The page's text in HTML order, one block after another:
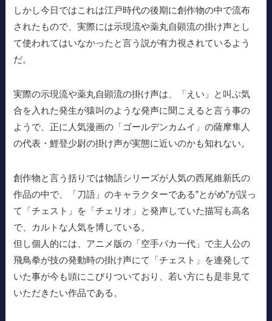
しかし今日ではこれは江戸時代の後期に創作物の中で流布
されたもので、実際には示現流や薬丸自顕流の掛け声とし
て使われてはいなかったと言う説が有力視されているよう
だ。
実際の示現流や薬丸自顕流の掛け声は、「えい」と叫ぶ気
合を入れた発生が猿叫のような発声に聞こえると言う事の
ようで、正に人気漫画の「ゴールデンカムイ」の薩摩隼人
の代表・鯉登少尉の掛け声が実態に近いのかも知れない。
創作物と言う括りでは物語シリーズが人気の西尾維新氏の
作品の中で、「刀語」のキャラクターである”とがめ”が誤っ
て「チェスト」を「チェリオ」と発声していた描写も高名
で、カルトな人気を博している。
但し個人的には、アニメ版の「空手バカ一代」で主人公の
飛鳥拳が技の発動時の掛け声にて「チェスト」を連発して
いた事が今も頭にこびりついており、若い方にも是非見て
いただきたい作品である。